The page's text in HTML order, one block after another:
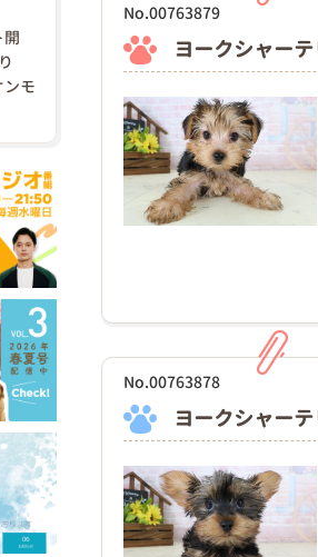
No.00763879
ヨークシャー
No.00763878
ヨークシャー
開
モ